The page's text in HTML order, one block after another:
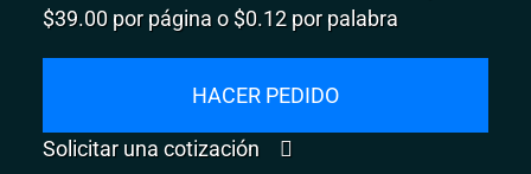
$39.00 por página o $0.12 por palabra
HACER PEDIDO
Solicitar una cotización